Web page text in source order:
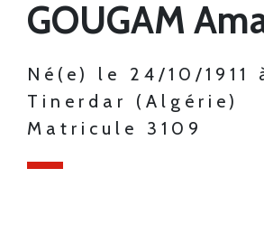
GOUGAM
Né(e) le 24/10/1911
Tinerdar (Algérie)
Matricule 3109